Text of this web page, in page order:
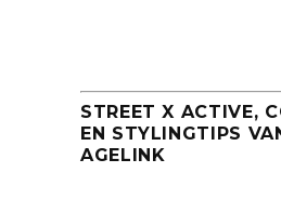
STREET X ACTIVE,
EN STYLINGTIPS
AGELINK